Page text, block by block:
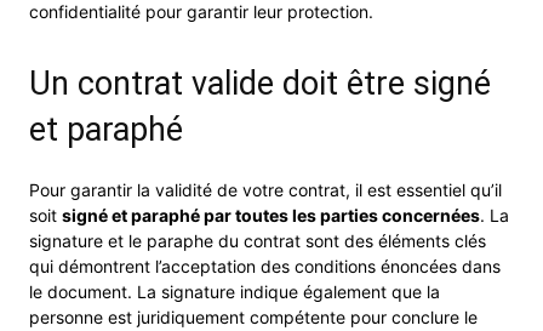
confidentialité pour garantir leur protection.
Un contrat valide doit être signé
et paraphé
Pour garantir la validité de votre contrat, il est essentiel qu’il
soit signé et paraphé par toutes les parties concernées. La
signature et le paraphe du contrat sont des éléments clés
qui démontrent l’acceptation des conditions énoncées dans
le document. La signature indique également que la
personne est juridiquement compétente pour conclure le